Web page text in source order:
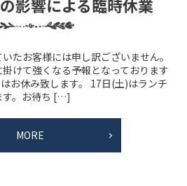
影響による臨時休業
たお客様には申し訳ございません。
けて強くなる予報となっております
お休み致します。 17日(土)はランチ
す。お待ち […]
MORE